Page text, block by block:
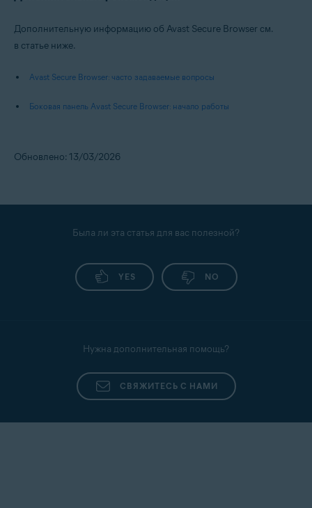
Дополнительную информацию об Avast Secure Browser см.
в статье ниже.
Avast Secure Browser: часто задаваемые вопросы
Боковая панель Avast Secure Browser: начало работы
Обновлено: 13/03/2026
Была ли эта статья для вас полезной?
YES NO
Нужна дополнительная помощь?
СВЯЖИТЕСЬ С НАМИ